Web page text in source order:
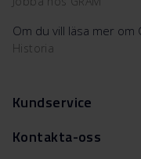
Om du vill läsa mer om
Historia
Kundservice
Kontakta-oss